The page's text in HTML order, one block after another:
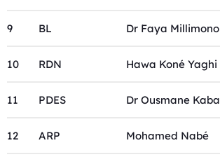
9 BL Dr Faya Millimono
10 RDN Hawa Koné Yaghi
11 PDES Dr Ousmane Kaba
12 ARP Mohamed Nabé